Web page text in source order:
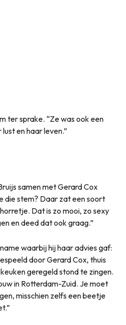
ter sprake. “Ze was ook een
en haar leven.”
samen met Gerard Cox
die stem? Daar zat een soort
Dat is zo mooi, zo sexy
en deed dat ook graag.”
waarbij hij haar advies gaf:
door Gerard Cox, thuis
geregeld stond te zingen.
in Rotterdam-Zuid. Je moet
misschien zelfs een beetje